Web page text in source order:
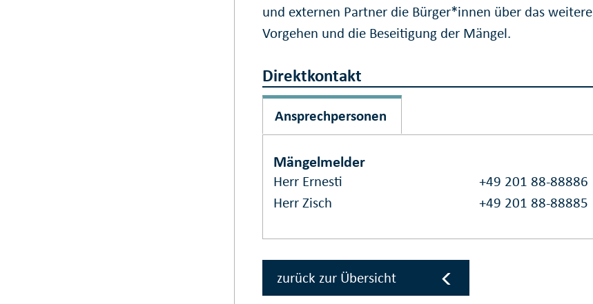
und externen Partner die Bürger*innen über das weitere
Vorgehen und die Beseitigung der Mängel.
Direktkontakt
Ansprechpersonen
Mängelmelder
Herr Ernesti
+49 201 88-88886
Herr Zisch
+49 201 88-88885
zurück zur Übersicht